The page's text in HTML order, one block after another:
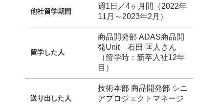
他社留学期間
週1日／4ヶ月間（2022年
11月～2023年2月）
留学した人
商品開発部 ADAS商品開
発Unit 石田 匡人さん
（留学時：新卒入社12年
目）
送り出した人
技術本部 商品開発部 シニ
アプロジェクトマネージ